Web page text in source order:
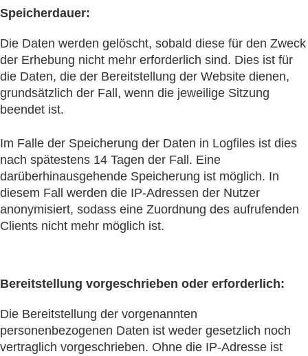
Speicherdauer:
Die Daten werden gelöscht, sobald diese für den Zweck
der Erhebung nicht mehr erforderlich sind. Dies ist für
die Daten, die der Bereitstellung der Website dienen,
grundsätzlich der Fall, wenn die jeweilige Sitzung
beendet ist.
Im Falle der Speicherung der Daten in Logfiles ist dies
nach spätestens 14 Tagen der Fall. Eine
darüberhinausgehende Speicherung ist möglich. In
diesem Fall werden die IP-Adressen der Nutzer
anonymisiert, sodass eine Zuordnung des aufrufenden
Clients nicht mehr möglich ist.
Bereitstellung vorgeschrieben oder erforderlich:
Die Bereitstellung der vorgenannten
personenbezogenen Daten ist weder gesetzlich noch
vertraglich vorgeschrieben. Ohne die IP-Adresse ist